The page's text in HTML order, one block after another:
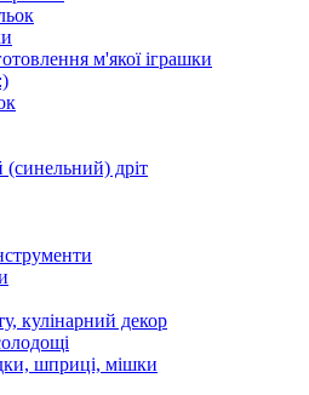
м'якої іграшки
(синельний) дріт
кулінарний декор
шприці, мішки